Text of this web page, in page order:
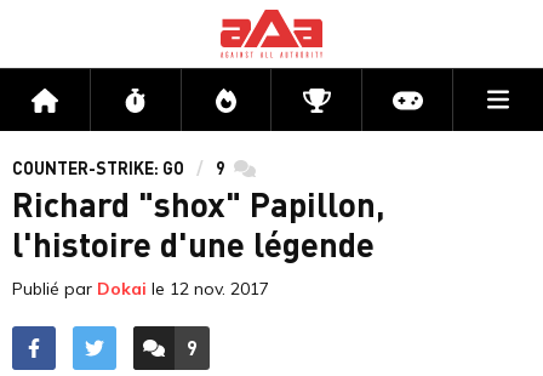
Accueil Flux Directs CompétitionsActu jeux
COUNTER-STRIKE: GO 9 commentaires
Richard "shox" Papillon,
l'histoire d'une légende
Publié par Dokai le 12 nov. 2017
ACCÉDER AUX
9
COMMENTAIRES